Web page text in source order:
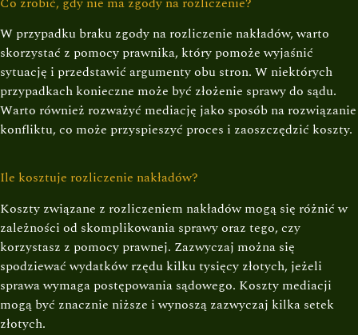
W przypadku braku zgody na rozliczenie nakładów, warto
skorzystać z pomocy prawnika, który pomoże wyjaśnić
sytuację i przedstawić argumenty obu stron. W niektórych
przypadkach konieczne może być złożenie sprawy do sądu.
Warto również rozważyć mediację jako sposób na rozwiązanie
konfliktu, co może przyspieszyć proces i zaoszczędzić koszty.
Ile kosztuje rozliczenie nakładów?
Koszty związane z rozliczeniem nakładów mogą się różnić w
zależności od skomplikowania sprawy oraz tego, czy
korzystasz z pomocy prawnej. Zazwyczaj można się
spodziewać wydatków rzędu kilku tysięcy złotych, jeżeli
sprawa wymaga postępowania sądowego. Koszty mediacji
mogą być znacznie niższe i wynoszą zazwyczaj kilka setek
złotych.